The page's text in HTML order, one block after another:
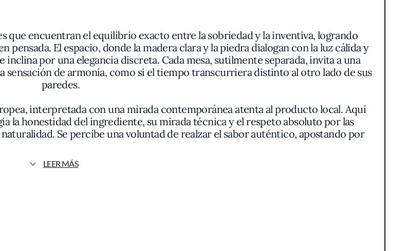
que encuentran el equilibrio exacto entre la sobriedad y la inventiva, logrando
El espacio, donde la madera clara y la piedra dialogan con la luz cálida y
por una elegancia discreta. Cada mesa, sutilmente separada, invita a una
sensación de armonía, como si el tiempo transcurriera distinto al otro lado de sus
paredes.
interpretada con una mirada contemporánea atenta al producto local. Aquí
la honestidad del ingrediente, su mirada técnica y el respeto absoluto por las
Se percibe una voluntad de realzar el sabor auténtico, apostando por
armonía en boca sin necesidad de adornos innecesarios.
destacan por su precisión. La pasta fresca, meticulosamente elaborada en casa,
LEER MÁS